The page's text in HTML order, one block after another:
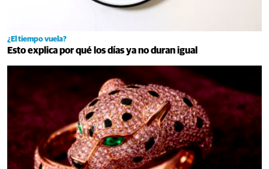
¿El tiempo vuela?
Esto explica por qué los días ya no duran igual